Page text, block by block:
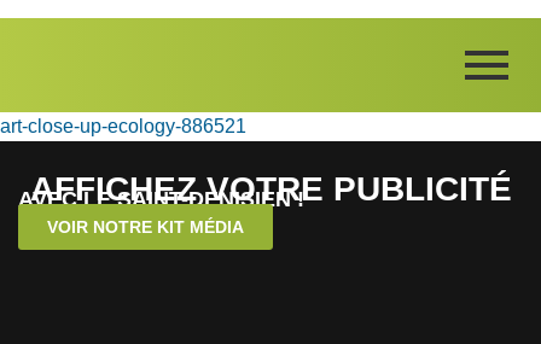
art-close-up-ecology-886521
AFFICHEZ VOTRE PUBLICITÉ
AVEC LE SAINT-DENISIEN !
VOIR NOTRE KIT MÉDIA